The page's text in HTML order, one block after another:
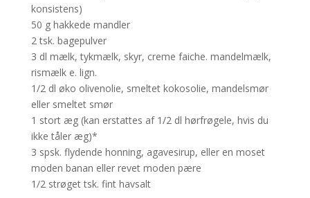
konsistens)
50 g hakkede mandler
2 tsk. bagepulver
3 dl mælk, tykmælk, skyr, creme faiche. mandelmælk,
rismælk e. lign.
1/2 dl øko olivenolie, smeltet kokosolie, mandelsmør
eller smeltet smør
1 stort æg (kan erstattes af 1/2 dl hørfrøgele, hvis du
ikke tåler æg)*
3 spsk. flydende honning, agavesirup, eller en moset
moden banan eller revet moden pære
1/2 strøget tsk. fint havsalt